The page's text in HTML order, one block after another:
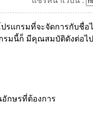
รแกรมที่จะจัดการกับชื่อ
รมนี้ก็ มีคุณสมบัติดังต่อไ
กษรที่ต้องการ